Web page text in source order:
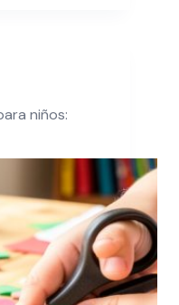
niños: